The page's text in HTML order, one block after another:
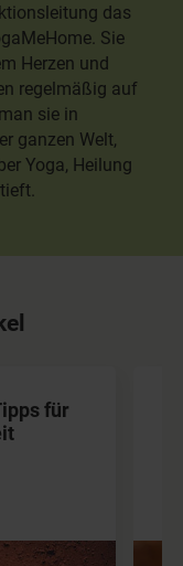
das
Sie
Herzen und
regelmäßig auf
sie in
ganzen Welt,
Yoga, Heilung
für